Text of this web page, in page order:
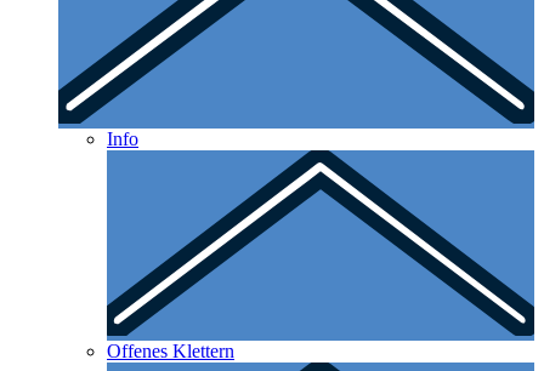
Info
Offenes Klettern